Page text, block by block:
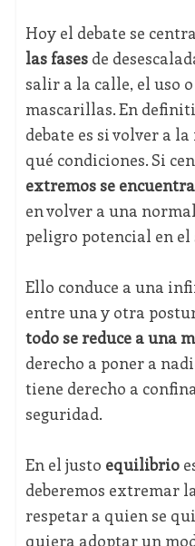
Hoy el debate se
las fasesde
salir a la calle, el uso
mascarillas. En
debate es si volver a
qué condiciones. Si
extremos se
en volver a una
peligro potencial en
Ello conduce a una
entre una y otra
todo se reduce a una
derecho a poner a
tiene derecho a
seguridad.
En el justo equilibrio
deberemos extremar
respetar a quien se
quiera adoptar un